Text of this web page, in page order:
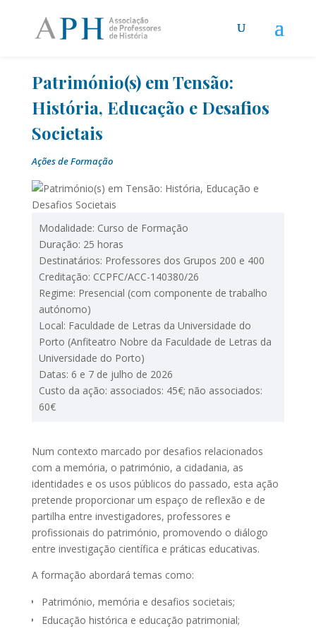
Património(s) em Tensão:
História, Educação e Desafios
Societais
Ações de Formação
Modalidade: Curso de Formação
Duração: 25 horas
Destinatários: Professores dos Grupos 200 e 400
Creditação: CCPFC/ACC-140380/26
Regime: Presencial (com componente de trabalho
autónomo)
Local: Faculdade de Letras da Universidade do
Porto (Anfiteatro Nobre da Faculdade de Letras da
Universidade do Porto)
Datas: 6 e 7 de julho de 2026
Custo da ação: associados: 45€; não associados:
60€
Num contexto marcado por desafios relacionados
com a memória, o património, a cidadania, as
identidades e os usos públicos do passado, esta ação
pretende proporcionar um espaço de reflexão e de
partilha entre investigadores, professores e
profissionais do património, promovendo o diálogo
entre investigação científica e práticas educativas.
A formação abordará temas como:
Património, memória e desafios societais;
Educação histórica e educação patrimonial;